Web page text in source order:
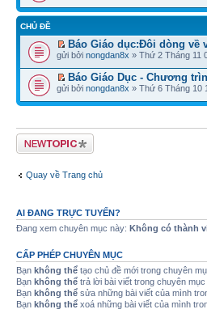
CHỦ ĐỀ
Báo Giáo dục:Đôi dòng về
gửi bởi nongdan8x » Thứ 2 Tháng 11
Báo Giáo Dục - Chương
gửi bởi nongdan8x » Thứ 6 Tháng 10
Tạo chủ đề mới
Quay về Trang chủ
AI ĐANG TRỰC TUYẾN?
Đang xem chuyên mục này: Không có thành
CẤP PHÉP CHUYÊN MỤC
Bạn không thể tạo chủ đề mới trong chuyên
Bạn không thể trả lời bài viết trong chuyên mục
Bạn không thể sửa những bài viết của mình
Bạn không thể xoá những bài viết của mình